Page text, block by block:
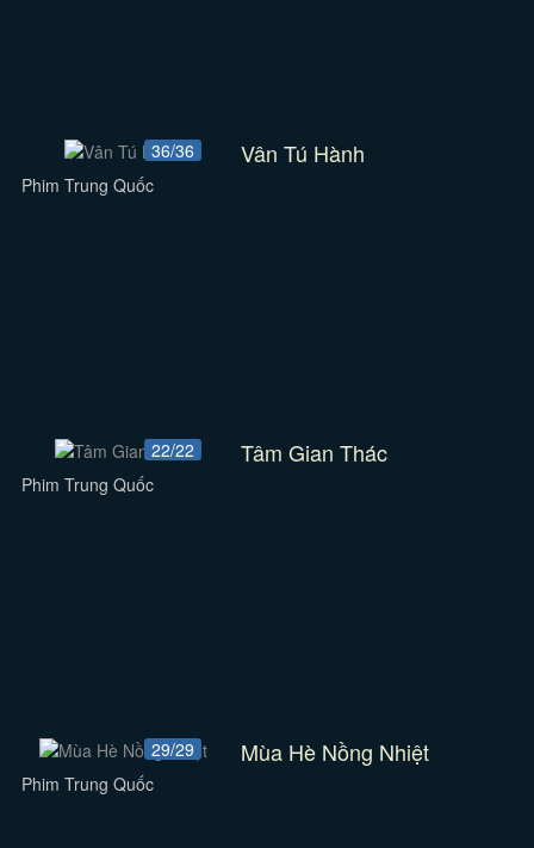
36/36 Vân Tú Hành
Phim Trung Quốc
22/22 Tâm Gian Thác
Phim Trung Quốc
29/29 Mùa Hè Nồng Nhiệt
Phim Trung Quốc